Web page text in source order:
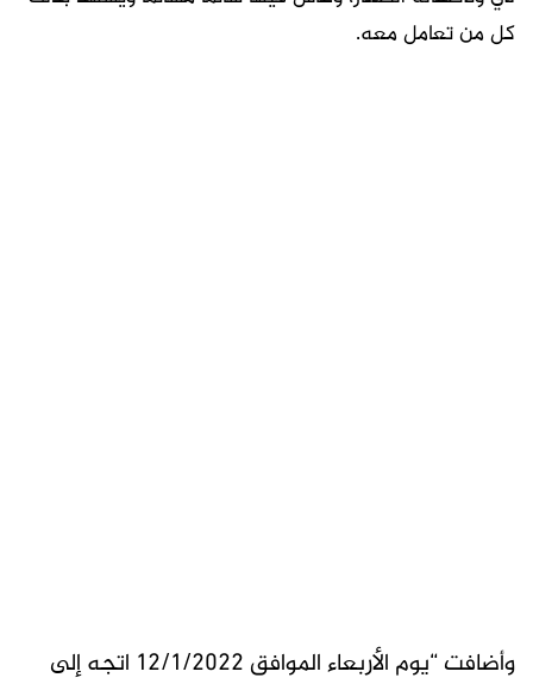
كل من تعامل معه.
وأضافت “يوم الأربعاء الموافق 12/1/2022 اتجه إلى